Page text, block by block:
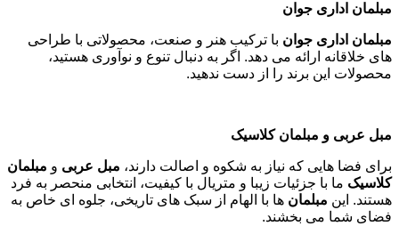
مبلمان اداری جوان
مبلمان اداری جوان با ترکیب هنر و صنعت، محصولاتی با طراحی
های خلاقانه ارائه می دهد. اگر به دنبال تنوع و نوآوری هستید،
محصولات این برند را از دست ندهید.
مبل عربی و مبلمان کلاسیک
برای فضا هایی که نیاز به شکوه و اصالت دارند، مبل عربی و مبلمان
کلاسیک ما با جزئیات زیبا و متریال با کیفیت، انتخابی منحصر به فرد
هستند. این مبلمان ها با الهام از سبک های تاریخی، جلوه ای خاص به
فضای شما می بخشند.